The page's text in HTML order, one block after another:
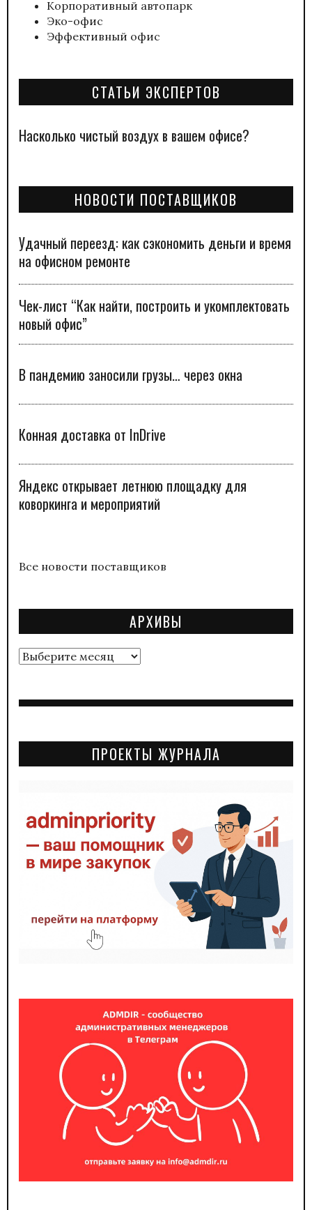
Корпоративный автопарк
Эко-офис
Эффективный офис
СТАТЬИ ЭКСПЕРТОВ
Насколько чистый воздух в вашем офисе?
НОВОСТИ ПОСТАВЩИКОВ
Удачный переезд: как сэкономить деньги и время
на офисном ремонте
Чек-лист “Как найти, построить и укомплектовать
новый офис”
В пандемию заносили грузы… через окна
Конная доставка от InDrive
Яндекс открывает летнюю площадку для
коворкинга и мероприятий
Все новости поставщиков
АРХИВЫ
Архивы
ПРОЕКТЫ ЖУРНАЛА